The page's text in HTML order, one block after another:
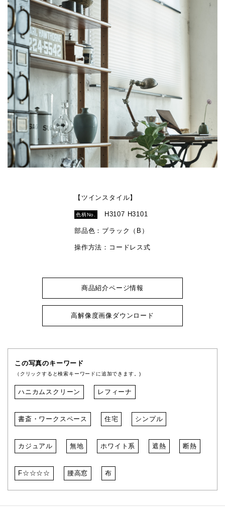
【ツインスタイル】
色柄No. H3107 H3101
部品色：ブラック（B）
操作方法：コードレス式
商品紹介ページ情報
高解像度画像ダウンロード
この写真のキーワード
（クリックすると検索キーワードに追加できます。)
ハニカムスクリーン レフィーナ
書斎・ワークスペース 住宅 シンプル
カジュアル 無地 ホワイト系 遮熱 断熱
F☆☆☆☆ 腰高窓 布